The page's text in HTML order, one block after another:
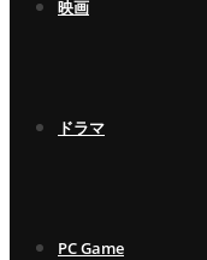
映画
ドラマ
PC Game